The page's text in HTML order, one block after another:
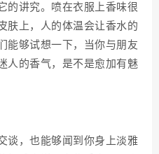
的讲究。喷在衣服上香味很
肤上，人的体温会让香水的
能够试想一下，当你与朋友
人的香气，是不是愈加有魅
谈，也能够闻到你身上淡雅